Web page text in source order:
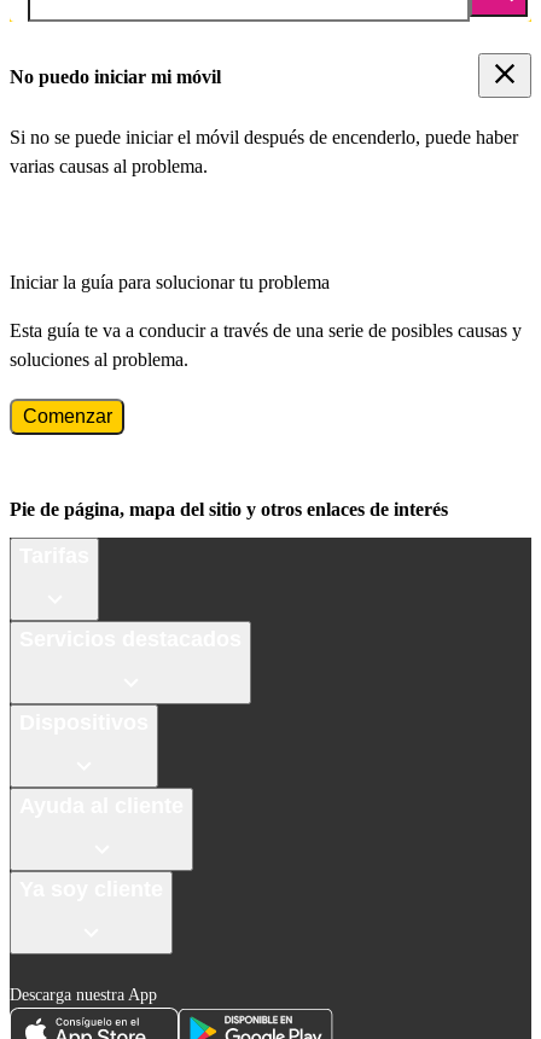
No puedo iniciar mi móvil
Si no se puede iniciar el móvil después de encenderlo, puede haber
varias causas al problema.
Iniciar la guía para solucionar tu problema
Esta guía te va a conducir a través de una serie de posibles causas y
soluciones al problema.
Comenzar
Pie de página, mapa del sitio y otros enlaces de interés
Descarga nuestra App